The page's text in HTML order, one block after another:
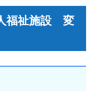
福祉施設 変